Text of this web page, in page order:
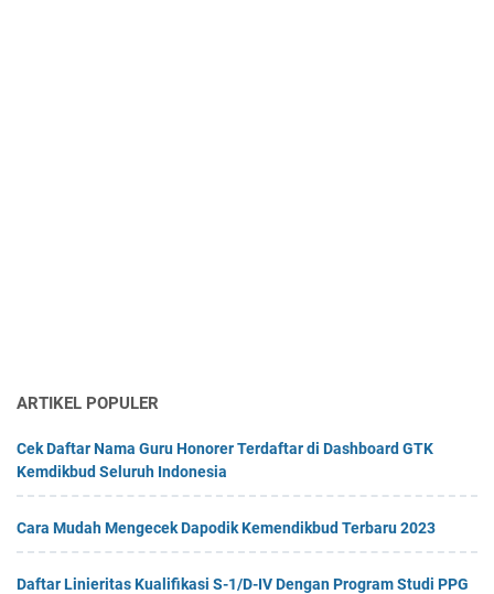
ARTIKEL POPULER
Cek Daftar Nama Guru Honorer Terdaftar di Dashboard GTK
Kemdikbud Seluruh Indonesia
Cara Mudah Mengecek Dapodik Kemendikbud Terbaru 2023
Daftar Linieritas Kualifikasi S-1/D-IV Dengan Program Studi PPG